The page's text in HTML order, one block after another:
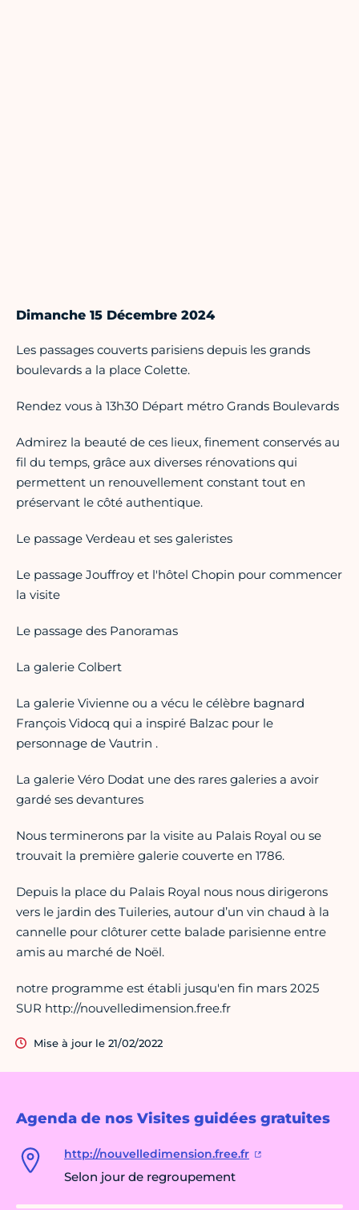
Agenda de nos Visites guidées gratuites
http://nouvelledimension.free.fr
Selon jour de regroupement
Dimanche 15 Décembre 2024
Les passages couverts parisiens depuis les grands
boulevards a la place Colette.
Rendez vous à 13h30 Départ métro Grands Boulevards
Admirez la beauté de ces lieux, finement conservés au
fil du temps, grâce aux diverses rénovations qui
permettent un renouvellement constant tout en
préservant le côté authentique.
Le passage Verdeau et ses galeristes
Le passage Jouffroy et l'hôtel Chopin pour commencer
la visite
Le passage des Panoramas
La galerie Colbert
La galerie Vivienne ou a vécu le célèbre bagnard
François Vidocq qui a inspiré Balzac pour le
personnage de Vautrin .
La galerie Véro Dodat une des rares galeries a avoir
gardé ses devantures
Nous terminerons par la visite au Palais Royal ou se
trouvait la première galerie couverte en 1786.
Depuis la place du Palais Royal nous nous dirigerons
vers le jardin des Tuileries, autour d’un vin chaud à la
cannelle pour clôturer cette balade parisienne entre
amis au marché de Noël.
notre programme est établi jusqu'en fin mars 2025
SUR http://nouvelledimension.free.fr
Mise à jour le 21/02/2022